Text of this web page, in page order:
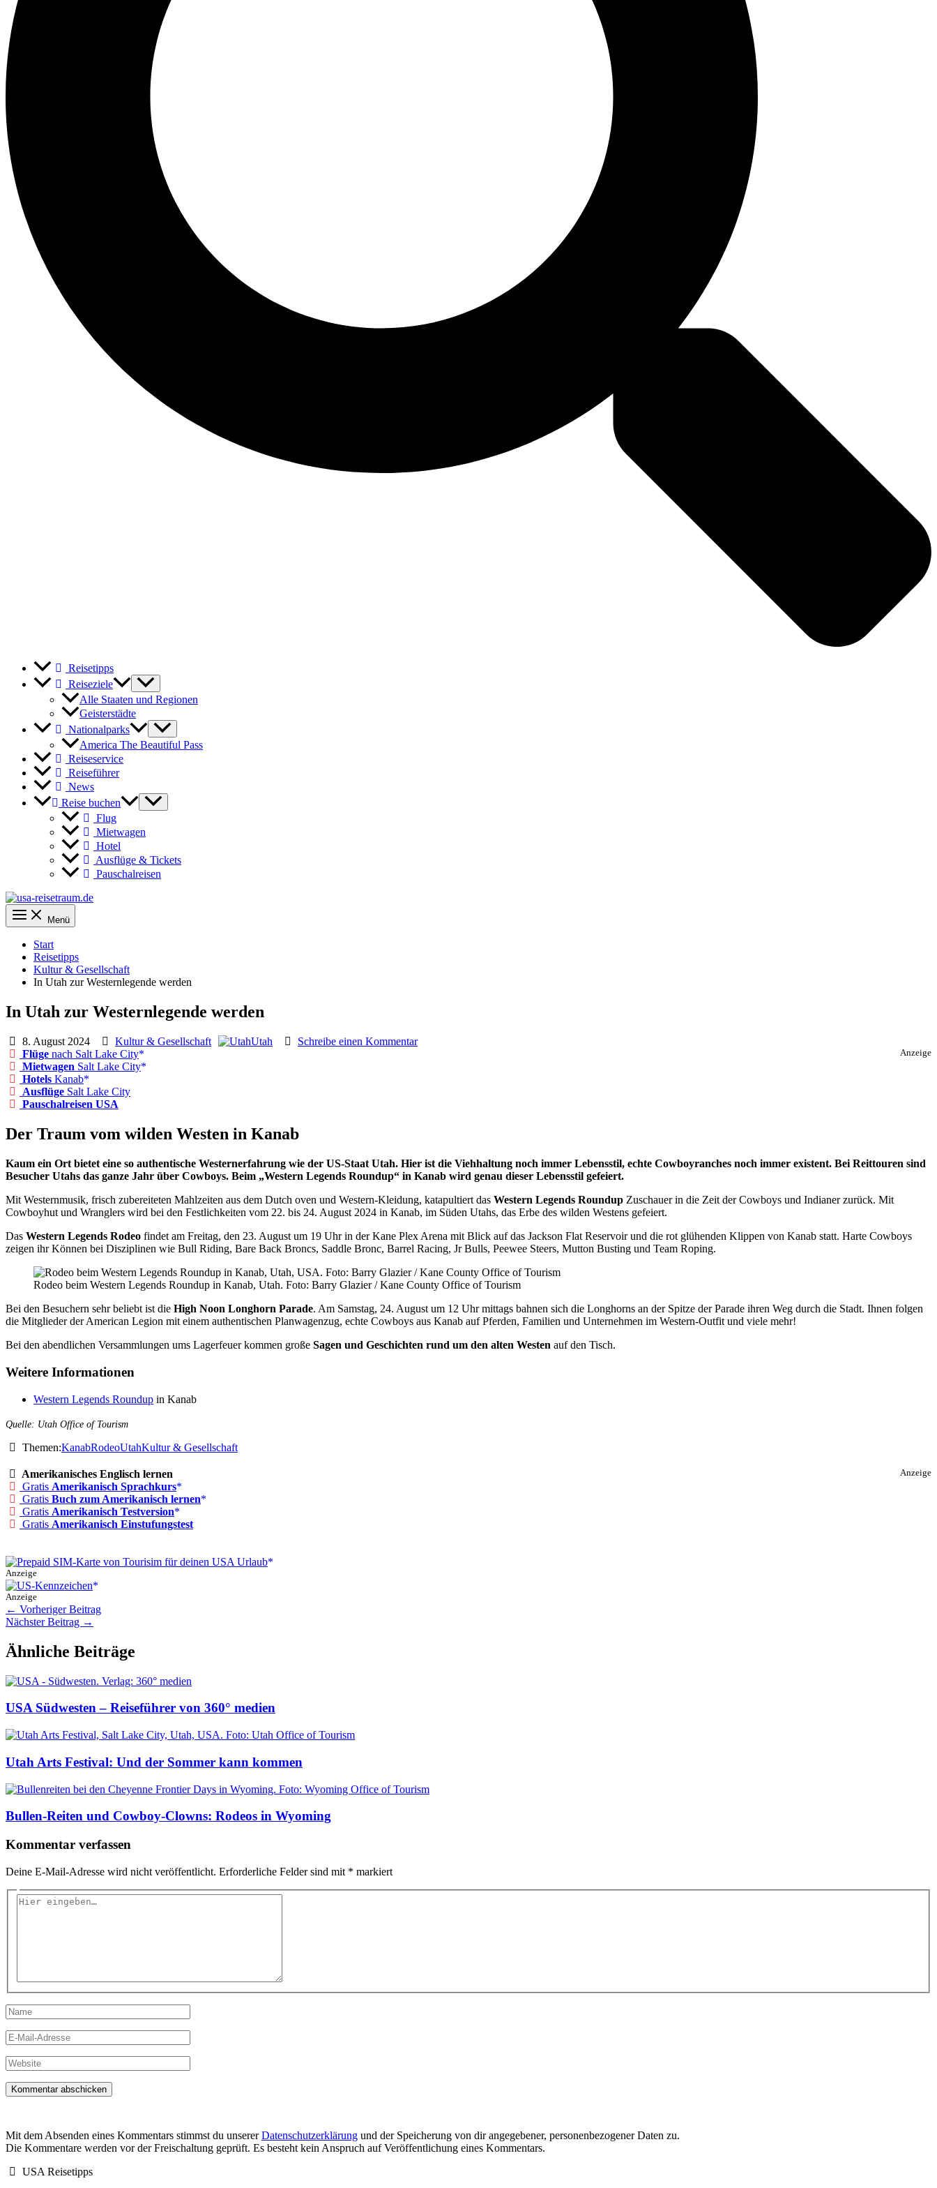
Reisetipps
Reiseziele
Alle Staaten und Regionen
Geisterstädte
Nationalparks
America The Beautiful Pass
Reiseservice
Reiseführer
News
Reise buchen
Flug
Mietwagen
Hotel
Ausflüge & Tickets
Pauschalreisen
Menü
Start
Reisetipps
Kultur & Gesellschaft
In Utah zur Westernlegende werden
In Utah zur Westernlegende werden
8. August 2024 Kultur & Gesellschaft Utah Schreibe einen Kommentar
Anzeige
Flüge nach Salt Lake City
Mietwagen Salt Lake City
Hotels Kanab
Ausflüge Salt Lake City
Pauschalreisen USA
Der Traum vom wilden Westen in Kanab
Kaum ein Ort bietet eine so authentische Westernerfahrung wie der US-Staat Utah. Hier ist die Viehhaltung noch immer Lebensstil, echte Cowboyranches noch immer existent. Bei Reittouren sind
Besucher Utahs das ganze Jahr über Cowboys. Beim „Western Legends Roundup“ in Kanab wird genau dieser Lebensstil gefeiert.
Mit Westernmusik, frisch zubereiteten Mahlzeiten aus dem Dutch oven und Western-Kleidung, katapultiert das Western Legends Roundup Zuschauer in die Zeit der Cowboys und Indianer zurück. Mit
Cowboyhut und Wranglers wird bei den Festlichkeiten vom 22. bis 24. August 2024 in Kanab, im Süden Utahs, das Erbe des wilden Westens gefeiert.
Das Western Legends Rodeo findet am Freitag, den 23. August um 19 Uhr in der Kane Plex Arena mit Blick auf das Jackson Flat Reservoir und die rot glühenden Klippen von Kanab statt. Harte Cowboys
zeigen ihr Können bei Disziplinen wie Bull Riding, Bare Back Broncs, Saddle Bronc, Barrel Racing, Jr Bulls, Peewee Steers, Mutton Busting und Team Roping.
Rodeo beim Western Legends Roundup in Kanab, Utah. Foto: Barry Glazier / Kane County Office of Tourism
Bei den Besuchern sehr beliebt ist die High Noon Longhorn Parade. Am Samstag, 24. August um 12 Uhr mittags bahnen sich die Longhorns an der Spitze der Parade ihren Weg durch die Stadt. Ihnen folgen
die Mitglieder der American Legion mit einem authentischen Planwagenzug, echte Cowboys aus Kanab auf Pferden, Familien und Unternehmen im Western-Outfit und viele mehr!
Bei den abendlichen Versammlungen ums Lagerfeuer kommen große Sagen und Geschichten rund um den alten Westen auf den Tisch.
Weitere Informationen
Western Legends Roundup in Kanab
Quelle: Utah Office of Tourism
Themen:KanabRodeoUtahKultur & Gesellschaft
Anzeige
Amerikanisches Englisch lernen
Gratis Amerikanisch Sprachkurs
Gratis Buch zum Amerikanisch lernen
Gratis Amerikanisch Testversion
Gratis Amerikanisch Einstufungstest
Anzeige
Anzeige
← Vorheriger Beitrag
Nächster Beitrag →
Ähnliche Beiträge
USA Südwesten – Reiseführer von 360° medien
Utah Arts Festival: Und der Sommer kann kommen
Bullen-Reiten und Cowboy-Clowns: Rodeos in Wyoming
Kommentar verfassen
Deine E-Mail-Adresse wird nicht veröffentlicht. Erforderliche Felder sind mit * markiert
Hier
Name
E-
Mail-
Adresse
Website
Mit dem Absenden eines Kommentars stimmst du unsererDatenschutzerklärung und der Speicherung von dir angegebener, personenbezogener Daten zu.
Die Kommentare werden vor der Freischaltung geprüft. Es besteht kein Anspruch auf Veröffentlichung eines Kommentars.
USA Reisetipps